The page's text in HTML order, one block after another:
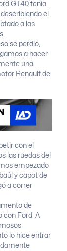
GT40 tenía
el
a las
se perdió,
a hacer
una
Renault de
con el
las ruedas del
empezado
y capot de
a correr
de
con Ford. A
lo hice entrar